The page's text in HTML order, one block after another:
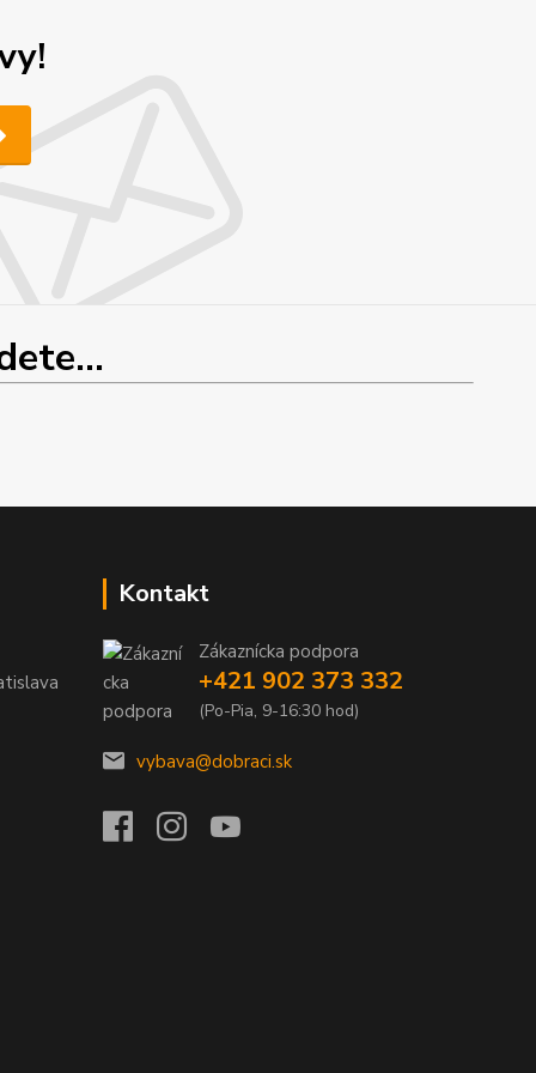
Kontakt
Zákaznícka podpora
+421 902 373 332
(Po-Pia, 9-16:30 hod)
vybava@dobraci.sk